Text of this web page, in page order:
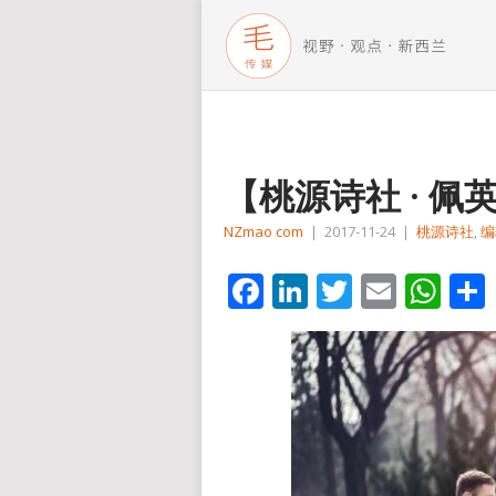
【桃源诗社 · 佩
NZmao com | 2017-11-24 | 桃源诗社,
Facebook
LinkedIn
Twitter
Email